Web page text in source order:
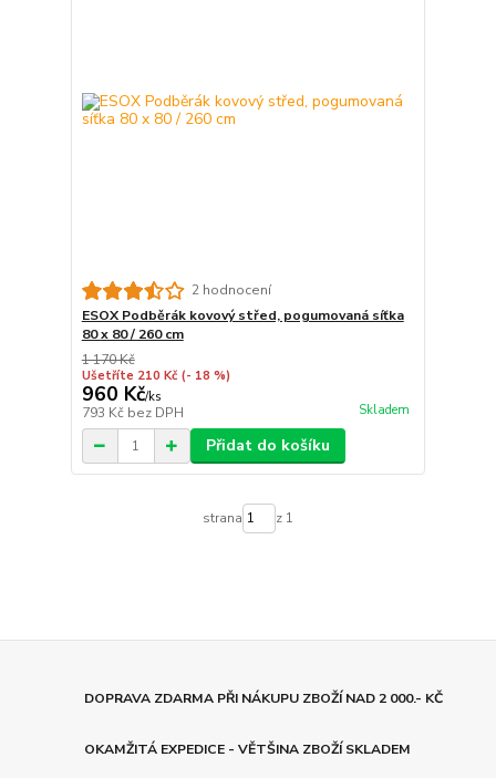
2 hodnocení
ESOX Podběrák kovový střed, pogumovaná síťka
80 x 80 / 260 cm
1 170 Kč
Ušetříte 210 Kč (- 18 %)
960 Kč/ks
793 Kč bez DPH Skladem
Přidat do košíku
strana z 1
DOPRAVA ZDARMA PŘI NÁKUPU ZBOŽÍ NAD 2 000.- KČ
OKAMŽITÁ EXPEDICE - VĚTŠINA ZBOŽÍ SKLADEM